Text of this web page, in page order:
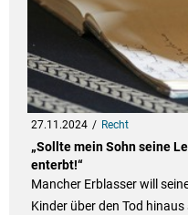
27.11.2024 Recht
„Sollte mein Sohn seine
enterbt!“
Mancher Erblasser will
Kinder über den Tod